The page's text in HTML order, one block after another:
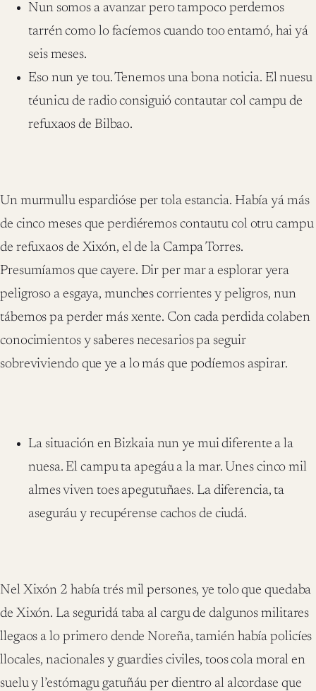
Nun somos a avanzar pero tampoco perdemos
tarrén como lo facíemos cuando too entamó, hai yá
seis meses.
Eso nun ye tou. Tenemos una bona noticia. El nuesu
téunicu de radio consiguió contautar col campu de
refuxaos de Bilbao.
Un murmullu espardióse per tola estancia. Había yá más
de cinco meses que perdiéremos contautu col otru campu
de refuxaos de Xixón, el de la Campa Torres.
Presumíamos que cayere. Dir per mar a esplorar yera
peligroso a esgaya, munches corrientes y peligros, nun
tábemos pa perder más xente. Con cada perdida colaben
conocimientos y saberes necesarios pa seguir
sobreviviendo que ye a lo más que podíemos aspirar.
La situación en Bizkaia nun ye mui diferente a la
nuesa. El campu ta apegáu a la mar. Unes cinco mil
almes viven toes apegutuñaes. La diferencia, ta
aseguráu y recupérense cachos de ciudá.
Nel Xixón 2 había trés mil persones, ye tolo que quedaba
de Xixón. La seguridá taba al cargu de dalgunos militares
llegaos a lo primero dende Noreña, tamién había policíes
llocales, nacionales y guardies civiles, toos cola moral en
suelu y l’estómagu gatuñáu per dientro al alcordase que